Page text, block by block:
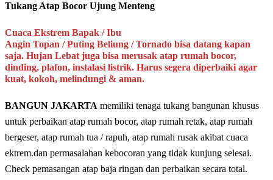
Tukang Atap Bocor Ujung Menteng
Cuaca Ekstrem Bapak / Ibu
Angin Topan / Puting Beliung / Tornado bisa datang kapan
saja. Hujan Lebat juga bisa merusak atap rumah bocor,
dinding, plafon, instalasi listrik. Harus segera diperbaiki agar
kuat, kokoh, melindungi & aman.
BANGUN JAKARTA memiliki tenaga tukang bangunan khusus
untuk perbaikan atap rumah bocor, atap rumah retak, atap rumah
bergeser, atap rumah tua / rapuh, atap rumah rusak akibat cuaca
ektrem.dan permasalahan kebocoran yang tidak kunjung selesai.
Check pemasangan atap baja ringan dan perbaikan secara total.